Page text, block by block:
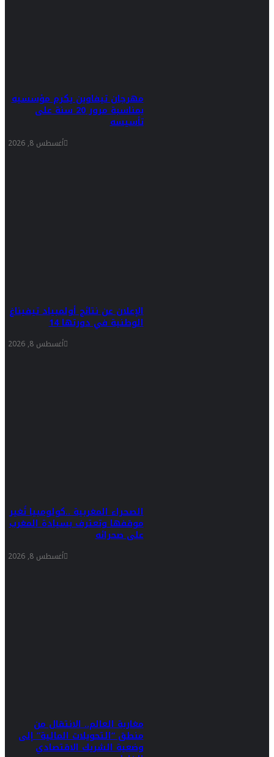
مهرجان تيفاوين يكرم مؤسسيه
بمناسبة مرور 20 سنة على
تأسيسه
أغسطس 8, 2026
الإعلان عن نتائج أولمبياد تيفيناغ
الوطنية في دورتها 14
أغسطس 8, 2026
الصحراء المغربية ..كولومبيا تُغير
موقفها وتعترف بسيادة المغرب
على صحرائه
أغسطس 8, 2026
مغاربة العالم.. الانتقال من
منطق “التحويلات المالية” إلى
وضعية الشريك الاقتصادي